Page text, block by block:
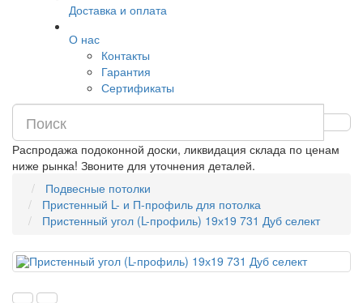
Доставка и оплата
О нас
Контакты
Гарантия
Сертификаты
Распродажа подоконной доски, ликвидация склада по ценам
ниже рынка! Звоните для уточнения деталей.
Подвесные потолки
Пристенный L- и П-профиль для потолка
Пристенный угол (L-профиль) 19х19 731 Дуб селект